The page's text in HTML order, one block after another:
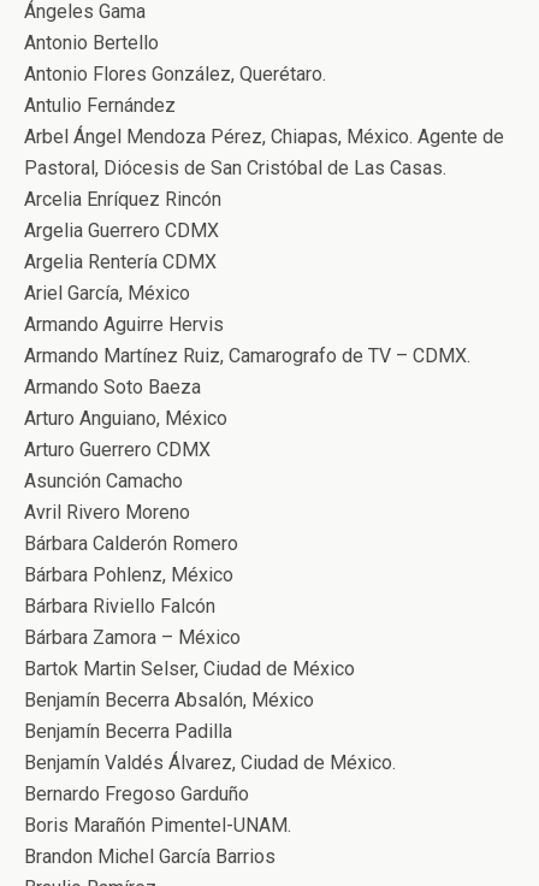
Ángeles Gama
Antonio Bertello
Antonio Flores González, Querétaro.
Antulio Fernández
Arbel Ángel Mendoza Pérez, Chiapas, México. Agente de
Pastoral, Diócesis de San Cristóbal de Las Casas.
Arcelia Enríquez Rincón
Argelia Guerrero CDMX
Argelia Rentería CDMX
Ariel García, México
Armando Aguirre Hervis
Armando Martínez Ruiz, Camarografo de TV – CDMX.
Armando Soto Baeza
Arturo Anguiano, México
Arturo Guerrero CDMX
Asunción Camacho
Avril Rivero Moreno
Bárbara Calderón Romero
Bárbara Pohlenz, México
Bárbara Riviello Falcón
Bárbara Zamora – México
Bartok Martin Selser, Ciudad de México
Benjamín Becerra Absalón, México
Benjamín Becerra Padilla
Benjamín Valdés Álvarez, Ciudad de México.
Bernardo Fregoso Garduño
Boris Marañón Pimentel-UNAM.
Brandon Michel García Barrios